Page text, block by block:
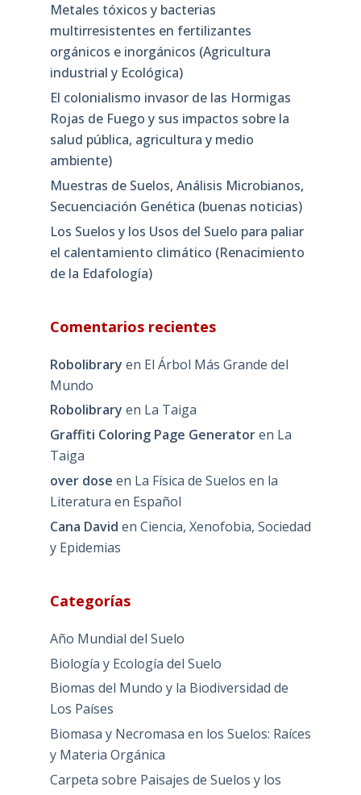
Metales tóxicos y bacterias
multirresistentes en fertilizantes
orgánicos e inorgánicos (Agricultura
industrial y Ecológica)
El colonialismo invasor de las Hormigas
Rojas de Fuego y sus impactos sobre la
salud pública, agricultura y medio
ambiente)
Muestras de Suelos, Análisis Microbianos,
Secuenciación Genética (buenas noticias)
Los Suelos y los Usos del Suelo para paliar
el calentamiento climático (Renacimiento
de la Edafología)
Comentarios recientes
Robolibrary en El Árbol Más Grande del
Mundo
Robolibrary en La Taiga
Graffiti Coloring Page Generatoren La
Taiga
over dose en La Física de Suelos en la
Literatura en Español
Cana David en Ciencia, Xenofobia, Sociedad
y Epidemias
Categorías
Año Mundial del Suelo
Biología y Ecología del Suelo
Biomas del Mundo y la Biodiversidad de
Los Países
Biomasa y Necromasa en los Suelos: Raíces
y Materia Orgánica
Carpeta sobre Paisajes de Suelos y los